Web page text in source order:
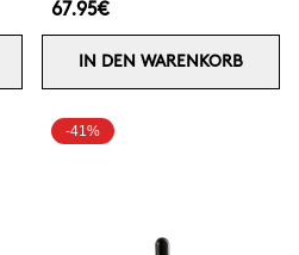
67.95€
IN DEN WARENKORB
-41%